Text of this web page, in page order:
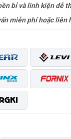
bỉ và linh kiện dễ
miễn phí hoặc